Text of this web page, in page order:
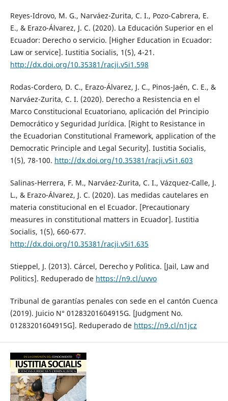
Reyes-Idrovo, M. G., Narváez-Zurita, C. I., Pozo-Cabrera, E.
E., & Erazo-Álvarez, J. C. (2020). La Educación Superior en el
Ecuador: Derecho o servicio. [Higher Education in Ecuador:
Law or service]. Iustitia Socialis, 1(5), 4-21.
http://dx.doi.org/10.35381/racji.v5i1.598
Rodas-Cordero, D. C., Erazo-Álvarez, J. C., Pinos-Jaén, C. E., &
Narváez-Zurita, C. I. (2020). Derecho a Resistencia en el
Marco Constitucional Ecuatoriano, aplicación del Principio
Democrático y Seguridad Jurídica. [Right to Resistance in
the Ecuadorian Constitutional Framework, application of the
Democratic Principle and Legal Security]. Iustitia Socialis,
1(5), 78-100. http://dx.doi.org/10.35381/racji.v5i1.603
Salinas-Herrera, F. M., Narváez-Zurita, C. I., Vázquez-Calle, J.
L., & Erazo-Álvarez, J. C. (2020). Las medidas cautelares en
materia constitucional en el Ecuador. [Precautionary
measures in constitutional matters in Ecuador]. Iustitia
Socialis, 1(5), 660-677.
http://dx.doi.org/10.35381/racji.v5i1.635
Stieppel, J. (2013). Cárcel, Derecho y Polìtica. [Jail, Law and
Politics]. Reduperado de https://n9.cl/uvvo
Tribunal de garantías penales con sede en el cantón Cuenca
(2019). Juicio N° 01283201604915G. [Judgment No.
01283201604915G]. Reduperado de https://n9.cl/n1jcz